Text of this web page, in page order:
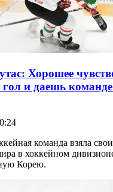
Хорошее
гол и даешь
команда взяла
в хоккейном
Корею.